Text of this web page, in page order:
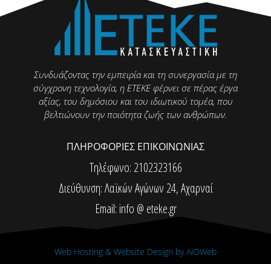
Συνδυάζοντας την εμπειρία και τη συνεργασία με τη
σύγχρονη τεχνολογία, η ΕΤΕΚΕ φέρνει σε πέρας έργα
αξίας, του δημόσιου και του ιδιωτικού τομέα, που
βελτιώνουν την ποιότητα ζωής των ανθρώπων.
ΠΛΗΡΟΦΟΡΙΕΣ ΕΠΙΚΟΙΝΩΝΙΑΣ
Τηλέφωνο: 2102323166
Διεύθυνση: Λαϊκών Αγώνων 24, Αχαρναί
Email: info @ eteke.gr
Web Hosting & Website Design by AiOWeb